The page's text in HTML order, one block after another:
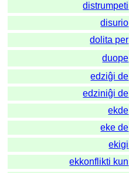
distrumpeti
disurio
dolita per
duope
edziĝi de
edziniĝi de
ekde
eke de
ekigi
ekkonflikti kun